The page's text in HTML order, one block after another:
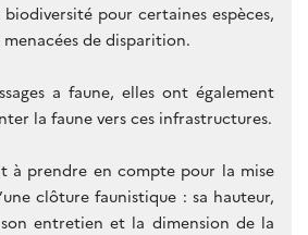
pour certaines espèces,
de disparition.
a faune, elles ont également
la faune vers ces infrastructures.
à prendre en compte pour la mise
clôture faunistique : sa hauteur,
entretien et la dimension de la